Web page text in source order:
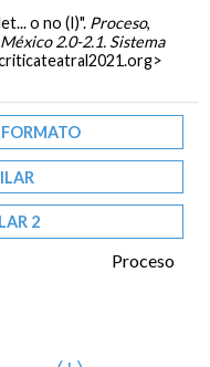
o no (I)". Proceso,
2.0-2.1. Sistema
2
Proceso